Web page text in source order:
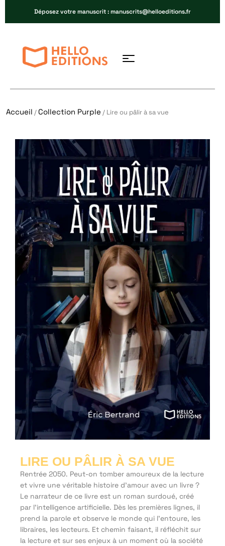
Déposez votre manuscrit : manuscrits@helloeditions.fr
Accueil /Collection Purple / Lire ou pâlir à sa vue
LIRE OU PÂLIR À SA VUE
Rentrée 2050. Peut-on tomber amoureux de la lecture
et vivre une véritable histoire d’amour avec un livre ?
Le narrateur de ce livre est un roman surdoué, créé
par l’intelligence artificielle. Dès les premières lignes, il
prend la parole et observe le monde qui l’entoure, les
libraires, les lecteurs. Et chemin faisant, il réfléchit sur
la lecture et sur ses enjeux à un moment où la société